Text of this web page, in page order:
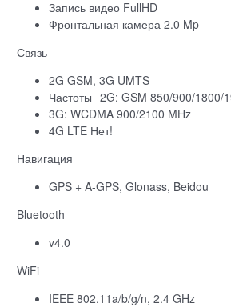
Запись видео FullHD
Фронтальная камера 2.0 Mp
Связь
2G GSM, 3G UMTS
Частоты 2G: GSM 850/900/1800/
3G: WCDMA 900/2100 MHz
4G LTE Нет!
Навигация
GPS + A-GPS, Glonass, Beidou
Bluetooth
v4.0
WiFi
IEEE 802.11a/b/g/n, 2.4 GHz